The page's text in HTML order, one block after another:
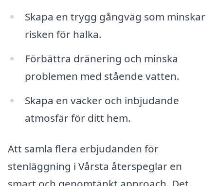
Skapa en trygg gångväg som minskar
risken för halka.
Förbättra dränering och minska
problemen med stående vatten.
Skapa en vacker och inbjudande
atmosfär för ditt hem.
Att samla flera erbjudanden för
stenläggning i Vårsta återspeglar en